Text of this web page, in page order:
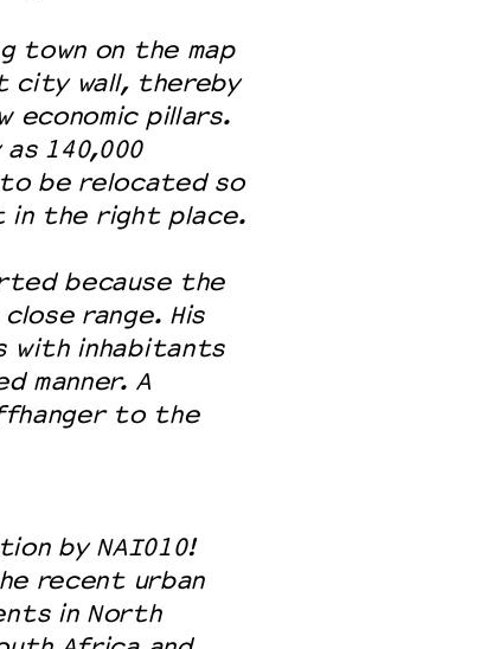
town on the map
city wall, thereby
economic pillars.
140,000
to be relocated so
in the right place.
because the
range. His
with inhabitants
manner. A
to the
by NAI010!
recent urban
in North